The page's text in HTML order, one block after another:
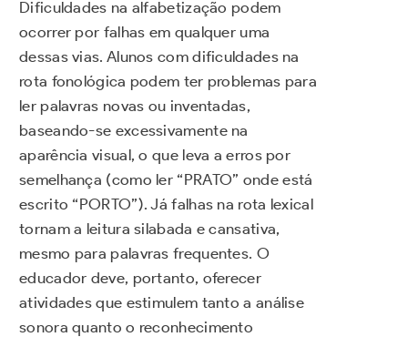
Dificuldades na alfabetização podem
ocorrer por falhas em qualquer uma
dessas vias. Alunos com dificuldades na
rota fonológica podem ter problemas para
ler palavras novas ou inventadas,
baseando-se excessivamente na
aparência visual, o que leva a erros por
semelhança (como ler “PRATO” onde está
escrito “PORTO”). Já falhas na rota lexical
tornam a leitura silabada e cansativa,
mesmo para palavras frequentes. O
educador deve, portanto, oferecer
atividades que estimulem tanto a análise
sonora quanto o reconhecimento